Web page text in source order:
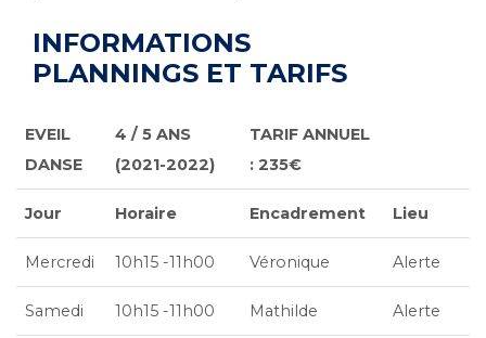
INFORMATIONS
PLANNINGS ET TARIFS
EVEIL
DANSE
4 / 5 ANS
(2021-2022)
TARIF ANNUEL
: 235€
Jour Horaire Encadrement Lieu
Mercredi 10h15 -11h00 Véronique Alerte
Samedi 10h15 -11h00 Mathilde Alerte